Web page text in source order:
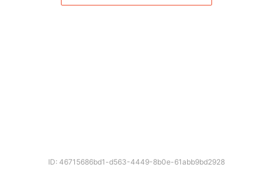
ID: 46715686bd1-d563-4449-8b0e-61abb9bd2928